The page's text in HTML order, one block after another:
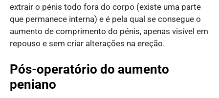
extrair o pénis todo fora do corpo (existe uma parte
que permanece interna) e é pela qual se consegue o
aumento de comprimento do pénis, apenas visível em
repouso e sem criar alterações na ereção.
Pós-operatório do aumento
peniano